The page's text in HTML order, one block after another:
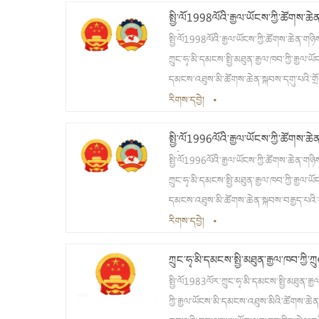
གསུམ་པ་པེ་ཅིང་དུ་འཚོགས་པ་རེད།
རེད།
གཉིས།
ཚོགས་ཐེངས་དང་པོ་དང་།
སྐབས་དགུ་པའི་གྲོས་ཚོགས་ཐེངས་དང་པོར་གོ།
ཚེས14ཉིན་བར་པེ་ཅིང་དུ་འཚོགས་པ་རེད།
རིགས་དབྱེ། •
གཉིས།
ཚོགས་ཐེངས་བཞི་པ་དང་།
རིགས་དབྱེ། •
བཀའ་རྒྱ།(ཨང་ལྔ་པ)